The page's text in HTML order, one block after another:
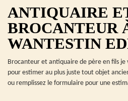
ANTIQUAIRE
BROCANTEUR
WANTESTIN
Brocanteur et antiquaire de père en fils je
pour estimer au plus juste tout objet
ou remplissez le formulaire pour une